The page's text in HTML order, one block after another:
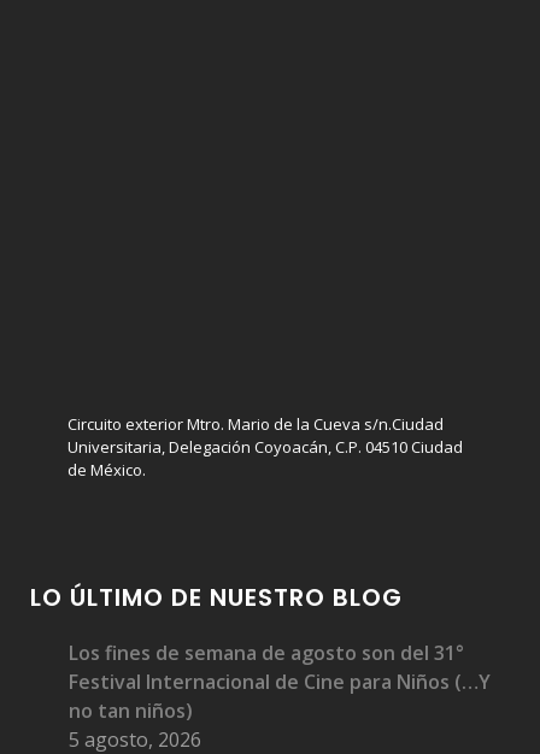
Circuito exterior Mtro. Mario de la Cueva s/n.Ciudad
Universitaria, Delegación Coyoacán, C.P. 04510 Ciudad
de México.
LO ÚLTIMO DE NUESTRO BLOG
Los fines de semana de agosto son del 31°
Festival Internacional de Cine para Niños (…Y
no tan niños)
5 agosto, 2026